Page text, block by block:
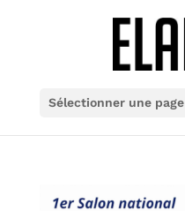
Sélectionner une page